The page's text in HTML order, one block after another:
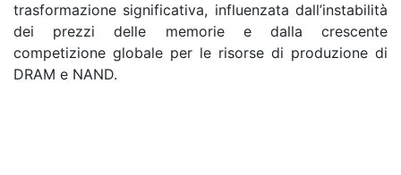
trasformazione significativa, influenzata dall’instabilità
dei prezzi delle memorie e dalla crescente
competizione globale per le risorse di produzione di
DRAM e NAND.